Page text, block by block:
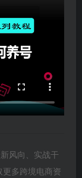
风向、实战干
多跨境电商资